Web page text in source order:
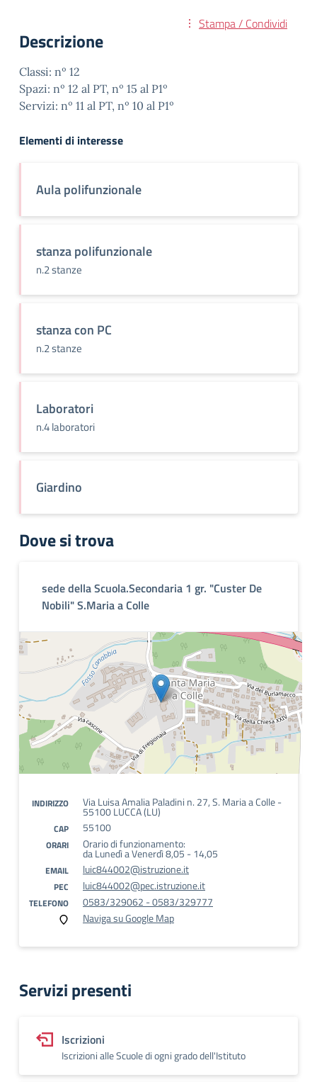
Stampa / Condividi
Descrizione
Classi: nº 12
Spazi: nº 12 al PT, nº 15 al P1º
Servizi: nº 11 al PT, nº 10 al P1º
Elementi di interesse
Aula polifunzionale
stanza polifunzionale
n.2 stanze
stanza con PC
n.2 stanze
Laboratori
n.4 laboratori
Giardino
Dove si trova
sede della Scuola.Secondaria 1 gr. "Custer De
Nobili" S.Maria a Colle
INDIRIZZO Via Luisa Amalia Paladini n. 27, S. Maria a Colle -
55100 LUCCA (LU)
CAP 55100
ORARI Orario di funzionamento:
da Lunedì a Venerdì 8,05 - 14,05
EMAIL luic844002@istruzione.it
PEC luic844002@pec.istruzione.it
TELEFONO
0583/329062 - 0583/329777
Naviga su Google Map
Servizi presenti
Iscrizioni
Iscrizioni alle Scuole di ogni grado dell'Istituto